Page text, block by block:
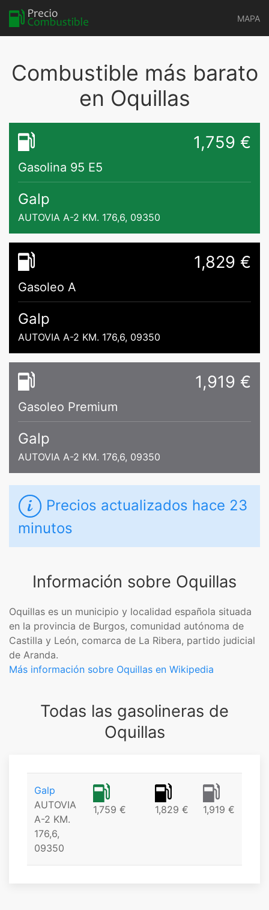
MAPA
Combustible más barato
en Oquillas
1,759 €
Gasolina 95 E5
Galp
AUTOVIA A-2 KM. 176,6, 09350
1,829 €
Gasoleo A
Galp
AUTOVIA A-2 KM. 176,6, 09350
1,919 €
Gasoleo Premium
Galp
AUTOVIA A-2 KM. 176,6, 09350
Precios actualizados hace 23
minutos
Información sobre Oquillas
Oquillas es un municipio​ y localidad española situada
en la provincia de Burgos, comunidad autónoma de
Castilla y León, comarca de La Ribera, partido judicial
de Aranda.
Más información sobre Oquillas en Wikipedia
Todas las gasolineras de
Oquillas
Galp
AUTOVIA
A-2 KM.
176,6,
09350
1,759 € 1,829 € 1,919 €